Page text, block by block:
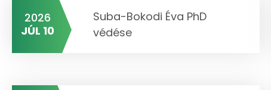
2026
JÚL 10
Suba-Bokodi Éva PhD
védése